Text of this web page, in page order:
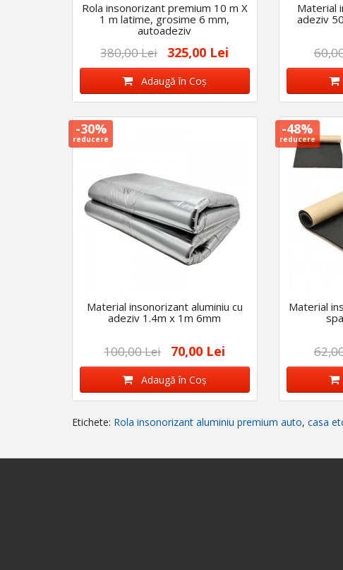
Rola insonorizant premium 10 m X
1 m latime, grosime 6 mm,
autoadeziv
380,00 Lei 325,00 Lei
Adaugă în Coş
Material
adeziv
-30%
reducere
Material insonorizant aluminiu cu
adeziv 1.4m x 1m 6mm
100,00 Lei 70,00 Lei
Adaugă în Coş
-48%
reducere
Material
Etichete: Rola insonorizant aluminiu premium auto, casa